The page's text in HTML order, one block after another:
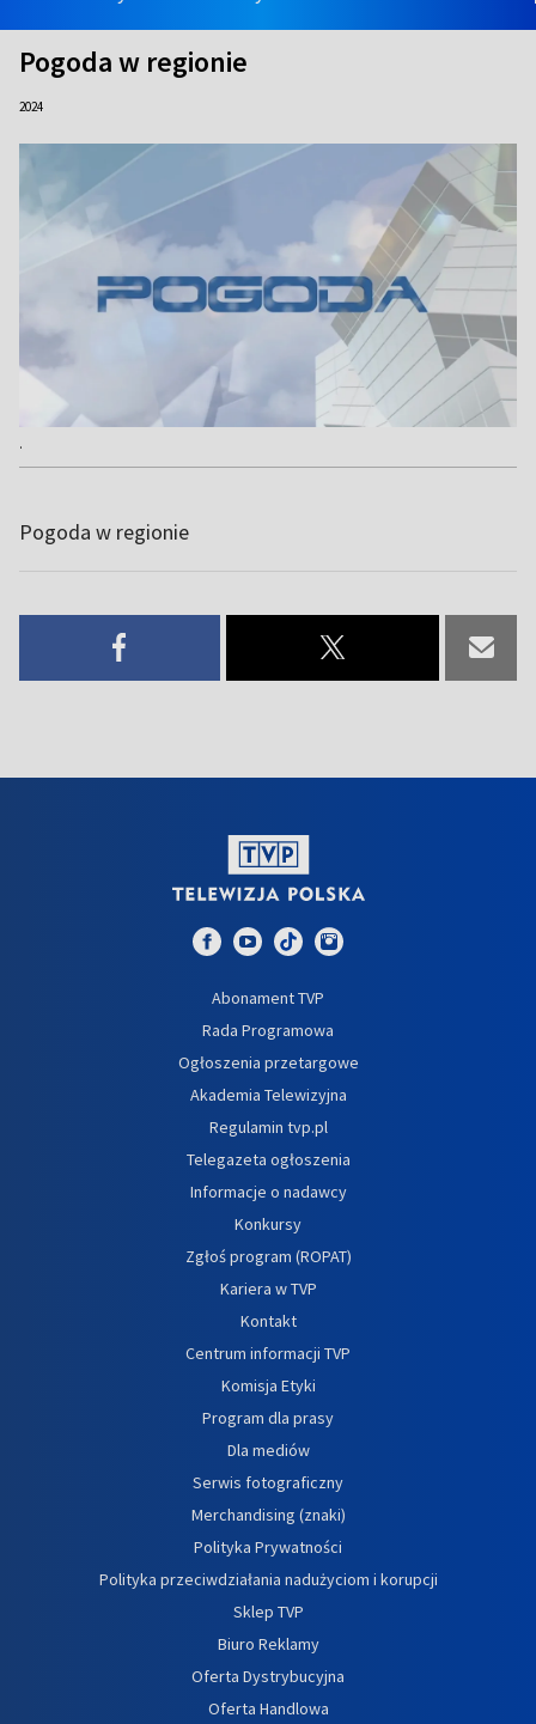
Pogoda w regionie
2024
.
Pogoda w regionie
Abonament TVP
Rada Programowa
Ogłoszenia przetargowe
Akademia Telewizyjna
Regulamin tvp.pl
Telegazeta ogłoszenia
Informacje o nadawcy
Konkursy
Zgłoś program (ROPAT)
Kariera w TVP
Kontakt
Centrum informacji TVP
Komisja Etyki
Program dla prasy
Dla mediów
Serwis fotograficzny
Merchandising (znaki)
Polityka Prywatności
Polityka przeciwdziałania nadużyciom i korupcji
Sklep TVP
Biuro Reklamy
Oferta Dystrybucyjna
Oferta Handlowa